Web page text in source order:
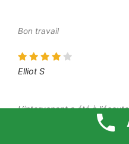
Bon travail
Elliot S
L’intervenant a été à